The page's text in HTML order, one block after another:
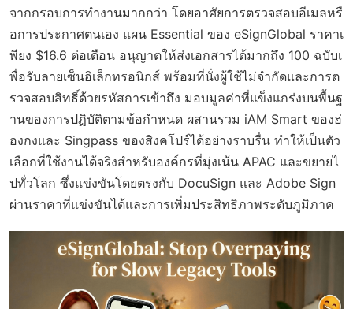
จากกรอบการทำงานมากกว่า โดยอาศัยการตรวจสอบอีเมลหรื
อการประกาศตนเอง แผน Essential ของ eSignGlobal ราคาเ
พียง $16.6 ต่อเดือน อนุญาตให้ส่งเอกสารได้มากถึง 100 ฉบับเ
พื่อรับลายเซ็นอิเล็กทรอนิกส์ พร้อมที่นั่งผู้ใช้ไม่จำกัดและการต
รวจสอบสิทธิ์ด้วยรหัสการเข้าถึง มอบมูลค่าที่แข็งแกร่งบนพื้นฐ
านของการปฏิบัติตามข้อกำหนด ผสานรวม iAM Smart ของฮ่
องกงและ Singpass ของสิงคโปร์ได้อย่างราบรื่น ทำให้เป็นตัว
เลือกที่ใช้งานได้จริงสำหรับองค์กรที่มุ่งเน้น APAC และขยายไ
ปทั่วโลก ซึ่งแข่งขันโดยตรงกับ DocuSign และ Adobe Sign
ผ่านราคาที่แข่งขันได้และการเพิ่มประสิทธิภาพระดับภูมิภาค